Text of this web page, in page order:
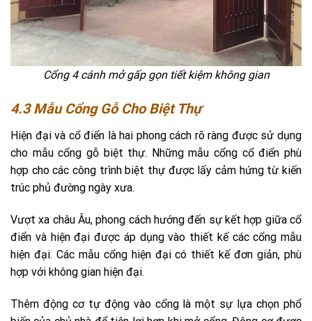
Cổng 4 cánh mở gấp gọn tiết kiệm không gian
4.3 Mẫu Cổng Gỗ Cho Biệt Thự
Hiện đại và cổ điển là hai phong cách rõ ràng được sử dụng
cho mẫu cổng gỗ biệt thự. Những mẫu cổng cổ điển phù
hợp cho các công trình biệt thự được lấy cảm hứng từ kiến
trúc phủ đường ngày xưa.
Vượt xa châu Âu, phong cách hướng đến sự kết hợp giữa cổ
điển và hiện đại được áp dụng vào thiết kế các cổng mẫu
hiện đại. Các mẫu cổng hiện đại có thiết kế đơn giản, phù
hợp với không gian hiện đại.
Thêm động cơ tự động vào cổng là một sự lựa chọn phổ